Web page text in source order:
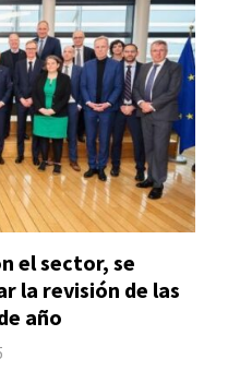
el sector, se
la revisión de las
año